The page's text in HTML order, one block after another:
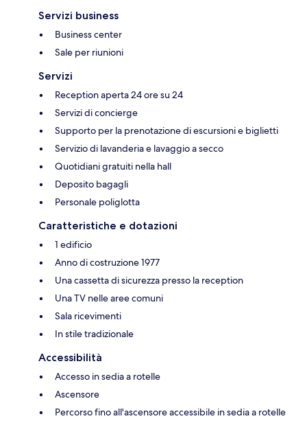
Servizi business
Business center
Sale per riunioni
Servizi
Reception aperta 24 ore su 24
Servizi di concierge
Supporto per la prenotazione di escursioni e biglietti
Servizio di lavanderia e lavaggio a secco
Quotidiani gratuiti nella hall
Deposito bagagli
Personale poliglotta
Caratteristiche e dotazioni
1 edificio
Anno di costruzione 1977
Una cassetta di sicurezza presso la reception
Una TV nelle aree comuni
Sala ricevimenti
In stile tradizionale
Accessibilità
Accesso in sedia a rotelle
Ascensore
Percorso fino all'ascensore accessibile in sedia a rotelle